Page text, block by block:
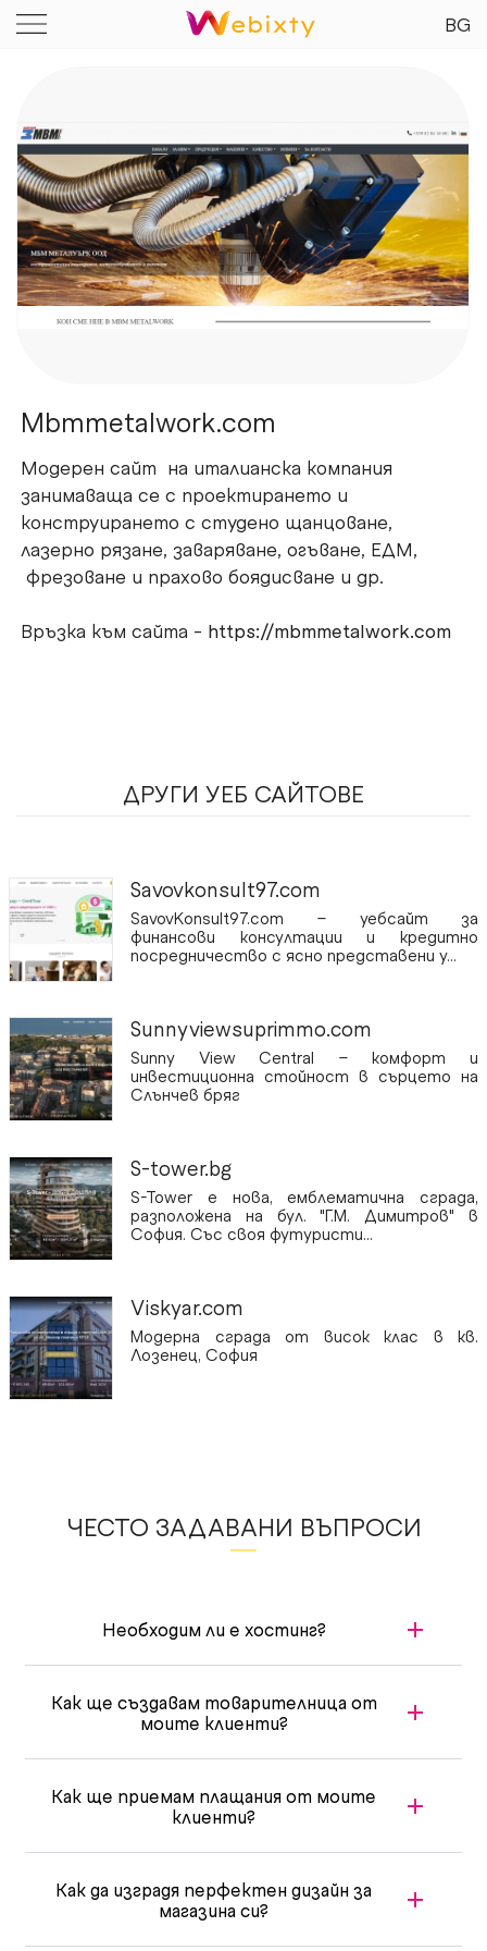
BG
Mbmmetalwork.com
Модерен сайт на италианска компания
занимаваща се с проектирането и
конструирането с студено щанцоване,
лазерно рязане, заваряване, огъване, ЕДМ,
фрезоване и прахово боядисване и др.
Връзка към сайта - https://mbmmetalwork.com
ДРУГИ УЕБ САЙТОВЕ
Savovkonsult97.com
SavovKonsult97.com – уебсайт за
финансови консултации и кредитно
посредничество с ясно представени у...
Sunnyviewsuprimmo.com
Sunny View Central – комфорт и
инвестиционна стойност в сърцето на
Слънчев бряг
S-tower.bg
S-Tower е нова, емблематична сграда,
разположена на бул. "Г.М. Димитров" в
София. Със своя футуристи...
Viskyar.com
Модерна сграда от висок клас в кв.
Лозенец, София
ЧЕСТО ЗАДАВАНИ ВЪПРОСИ
Необходим ли е хостинг?
Как ще създавам товарителница от
моите клиенти?
Как ще приемам плащания от моите
клиенти?
Как да изградя перфектен дизайн за
магазина си?